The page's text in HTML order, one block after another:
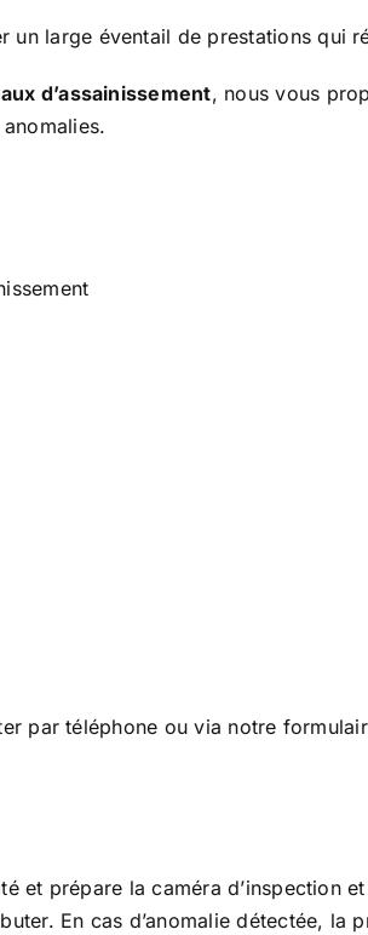
un large éventail de prestations qui
d’assainissement, nous vous
par téléphone ou via notre
et prépare la caméra d’inspection
En cas d’anomalie détectée, la